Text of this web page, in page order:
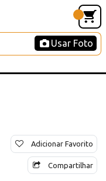
Usar Foto
Adicionar Favorito
Compartilhar